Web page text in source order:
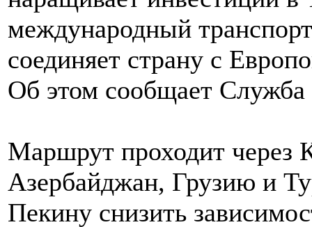
международный
соединяет страну с
Об этом сообщает
Маршрут проходит через
Азербайджан, Грузию и
Пекину снизить